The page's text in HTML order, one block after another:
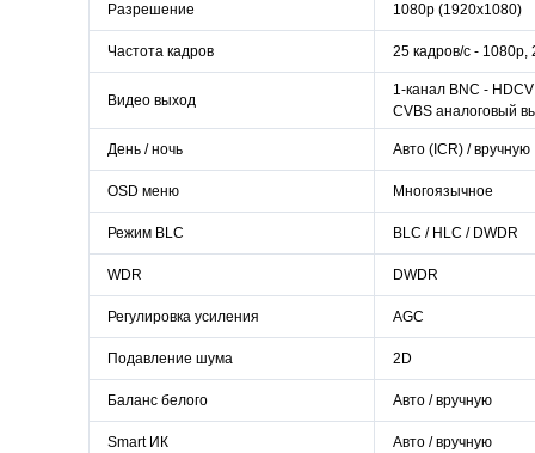
Разрешение 1080р (1920х1080)
Частота кадров 25 кадров/с - 1080р,
Видео выход
1-канал BNC -
CVBS аналоговый
День / ночь Авто (ICR) / вручную
OSD меню Многоязычное
Режим BLC BLC / HLC / DWDR
WDR DWDR
Регулировка усиления AGC
Подавление шума 2D
Баланс белого Авто / вручную
Smart ИК Авто / вручную